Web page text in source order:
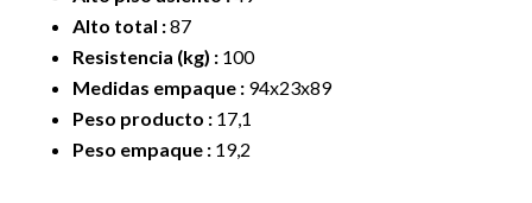
Alto total :87
Resistencia (kg) :100
Medidas empaque :94x23x89
Peso producto :17,1
Peso empaque :19,2